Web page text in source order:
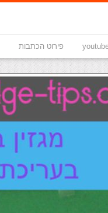
פירוט הכתבות